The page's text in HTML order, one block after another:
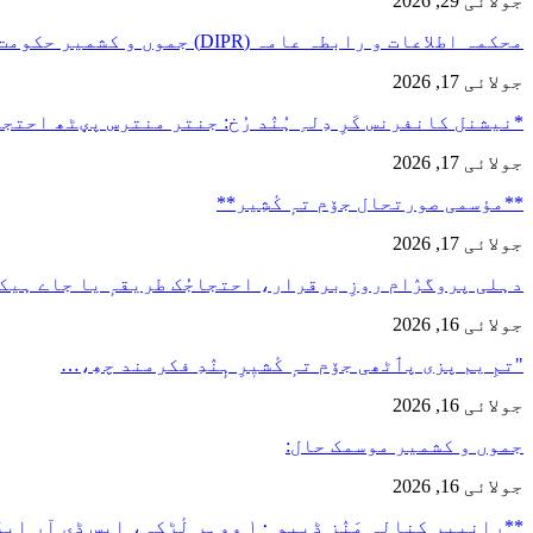
محکمہ اطلاعات و رابطہ عامہ (DIPR) جموں و کشمیر حکومت طرفہ…
جولائی 17, 2026
*نیشنل کانفرنس کَرِ دِلہِ ہُنٛد رُخ: جنتر منترس پؠٹھ
جولائی 17, 2026
**مؤسمی صورتحال جۆم تہٕ کٔشِیر**
جولائی 17, 2026
دہلی پروگرٛام روزِ برقرار، احتجاجُک طریقہٕ یا جاے
جولائی 16, 2026
"تمِ یم پزی پٲٹھی جۆم تہٕ کٔشیٖرِ ہٕنٛدِ فکرمند چھِ،…
جولائی 16, 2026
جموں و کشمیر موسمک حال:
جولائی 16, 2026
**رانبیر کنالہ مَنٛز ڈبِیو ۱۰ وۄہر لٔڑکہِ، ایس ڈی آر ایفَن…